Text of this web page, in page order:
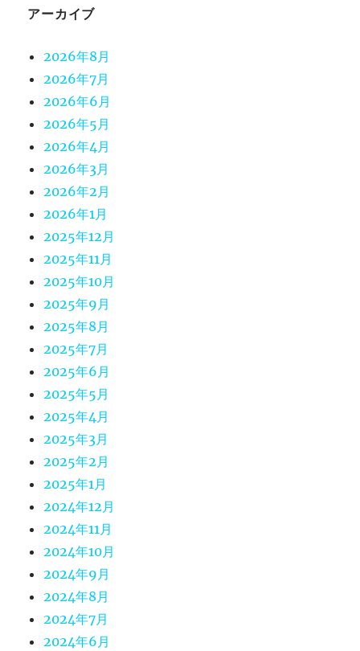
アーカイブ
2026年8月
2026年7月
2026年6月
2026年5月
2026年4月
2026年3月
2026年2月
2026年1月
2025年12月
2025年11月
2025年10月
2025年9月
2025年8月
2025年7月
2025年6月
2025年5月
2025年4月
2025年3月
2025年2月
2025年1月
2024年12月
2024年11月
2024年10月
2024年9月
2024年8月
2024年7月
2024年6月